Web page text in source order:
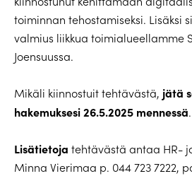
toiminnan tehostamiseksi. Lisäksi
valmius liikkua toimialueellamme
Joensuussa.
Mikäli kiinnostuit tehtävästä, jätä
hakemuksesi 26.5.2025 mennessä.
Lisätietoja tehtävästä antaa HR-
Minna Vierimaa p. 044 723 7222,